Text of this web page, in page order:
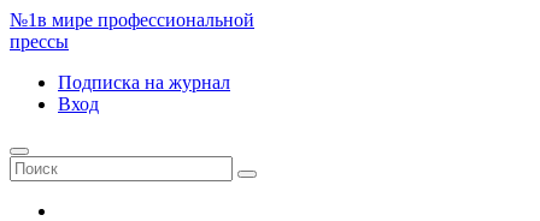
№1в мире профессиональной
прессы
Подписка на журнал
Вход